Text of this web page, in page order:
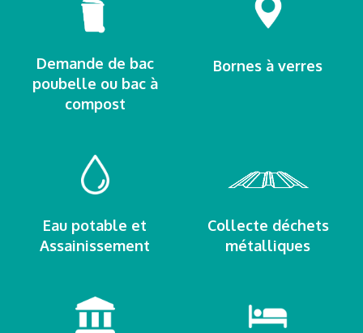
Demande de bac
poubelle ou bac à
compost
Bornes à verres
Eau potable et
Assainissement
Collecte déchets
métalliques